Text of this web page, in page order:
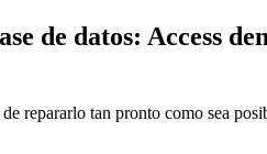
de datos: Access
repararlo tan pronto como sea